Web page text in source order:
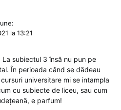
la 13:21
La subiectul 3 însă nu pun pe
În perioada când se dădeau
universitare mi se intampla
cu subiecte de liceu, sau cum
e parfum!